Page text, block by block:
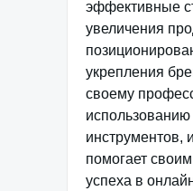
эффективные
увеличения
укрепления
своему
инструментов,
помогает
успеха в